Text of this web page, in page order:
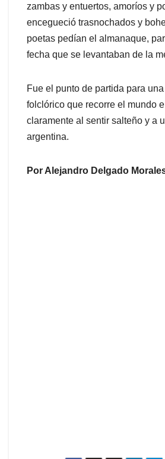
zambas y entuertos, amoríos y
encegueció trasnochados y
poetas pedían el almanaque,
fecha que se levantaban de la
Fue el punto de partida para
folclórico que recorre el mundo
claramente al sentir salteño y a
argentina.
Por Alejandro Delgado